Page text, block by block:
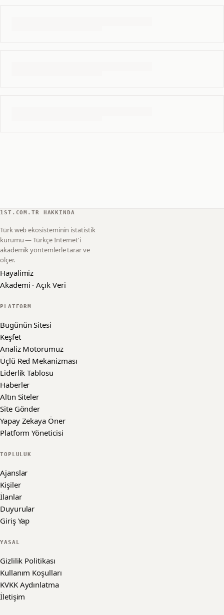
1ST.COM.TR HAKKINDA
Türk web ekosisteminin istatistik
kurumu — Türkçe İnternet'i
akademik yöntemlerle tarar ve
ölçer.
Hayalimiz
Akademi · Açık Veri
PLATFORM
Bugünün Sitesi
Keşfet
Analiz Motorumuz
Üçlü Red Mekanizması
Liderlik Tablosu
Haberler
Altın Siteler
Site Gönder
Yapay Zekaya Öner
Platform Yöneticisi
TOPLULUK
Ajanslar
Kişiler
İlanlar
Duyurular
Giriş Yap
YASAL
Gizlilik Politikası
Kullanım Koşulları
KVKK Aydınlatma
İletişim